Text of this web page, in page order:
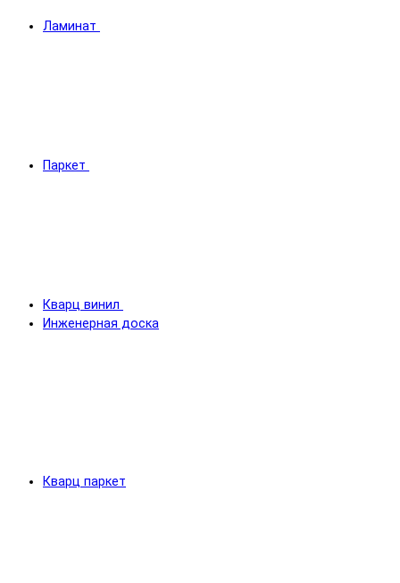
Ламинат
Паркет
Кварц винил
Инженерная доска
Кварц паркет